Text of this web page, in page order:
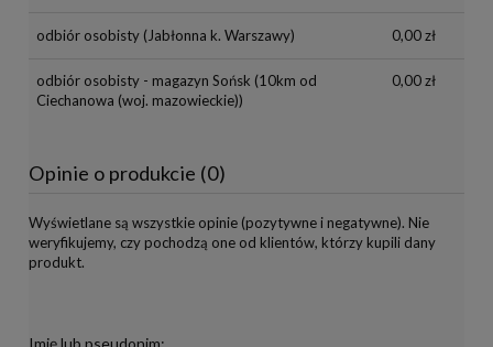
odbiór osobisty(Jabłonna k. Warszawy) 0,00 zł
odbiór osobisty - magazyn Sońsk (10km od
Ciechanowa (woj. mazowieckie))
0,00 zł
Opinie o produkcie (0)
Wyświetlane są wszystkie opinie (pozytywne i negatywne). Nie
weryfikujemy, czy pochodzą one od klientów, którzy kupili dany
produkt.